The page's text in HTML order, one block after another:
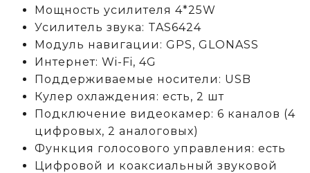
Мощность усилителя 4*25W
Усилитель звука: TAS6424
Модуль навигации: GPS, GLONASS
Интернет: Wi-Fi, 4G
Поддерживаемые носители: USB
Кулер охлаждения: есть, 2 шт
Подключение видеокамер: 6 каналов (4
цифровых, 2 аналоговых)
Функция голосового управления: есть
Цифровой и коаксиальный звуковой